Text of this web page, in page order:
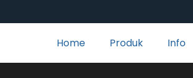
Home Produk Info